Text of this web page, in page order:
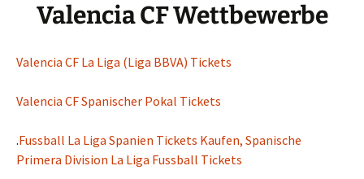
Valencia CF Wettbewerbe
Valencia CF La Liga (Liga BBVA) Tickets
Valencia CF Spanischer Pokal Tickets
.Fussball La Liga Spanien Tickets Kaufen, Spanische
Primera Division La Liga Fussball Tickets